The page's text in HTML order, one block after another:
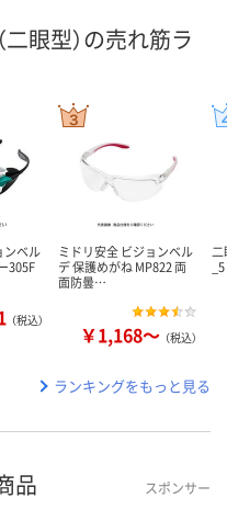
眼型）の売れ筋ラ
ンベル
305F
（税込）
ミドリ安全 ビジョンベル
デ 保護めがね MP822 両
面防曇…
￥1,168～ （税込）
_5
ランキングをもっと見る
品 スポンサー